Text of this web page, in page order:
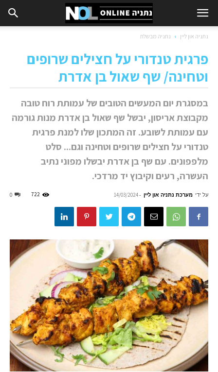
נתניה און ליין נתניה מבשלת
פרגית טנדורי על חצילים שרופים
וטחינה/ שף שאול בן אדרת
במסגרת יום המעשים הטובים של עמותת רוח טובה
מקבוצת אריסון, יבשל שף שאול בן אדרת מנות גורמה
עם עמותת לשובע. זה המתכון שלו למנת פרגית
טנדורי על חצילים שרופים וטחינה וגם... סלט
מלפפונים. עם שף בן אדרת יבשלו מפוני נתיב
העשרה, רעים וקיבוץ יד מרדכי.
על ידי מערכת נתניה און ליין -
14/03/2024
0 722